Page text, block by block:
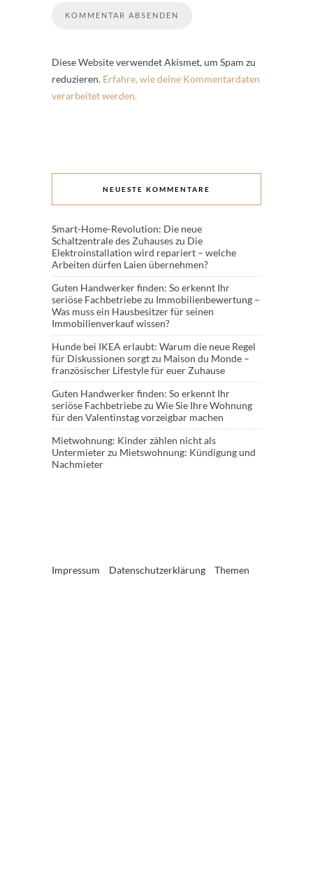
Diese Website verwendet Akismet, um Spam zu
reduzieren. Erfahre, wie deine Kommentardaten
verarbeitet werden.
NEUESTE KOMMENTARE
Smart-Home-Revolution: Die neue
Schaltzentrale des Zuhauseszu Die
Elektroinstallation wird repariert – welche
Arbeiten dürfen Laien übernehmen?
Guten Handwerker finden: So erkennt Ihr
seriöse Fachbetriebezu Immobilienbewertung –
Was muss ein Hausbesitzer für seinen
Immobilienverkauf wissen?
Hunde bei IKEA erlaubt: Warum die neue Regel
für Diskussionen sorgtzu Maison du Monde –
französischer Lifestyle für euer Zuhause
Guten Handwerker finden: So erkennt Ihr
seriöse Fachbetriebezu Wie Sie Ihre Wohnung
für den Valentinstag vorzeigbar machen
Mietwohnung: Kinder zählen nicht als
Untermieterzu Mietswohnung: Kündigung und
Nachmieter
Impressum Datenschutzerklärung Themen